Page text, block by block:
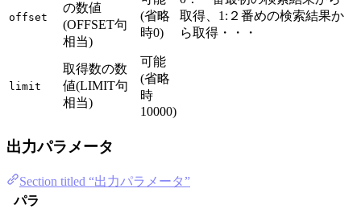
offset
の数値
(OFFSET句
相当)
(省略
時0)
取得、1:２番めの検索結果か
ら取得・・・
limit
取得数の数
値(LIMIT句
相当)
可能
(省略
時
10000)
出力パラメータ
Section titled “出力パラメータ”
パラ